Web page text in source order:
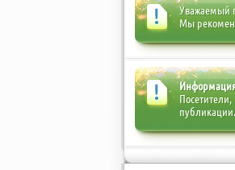
Уважаемый
Мы
публикации.